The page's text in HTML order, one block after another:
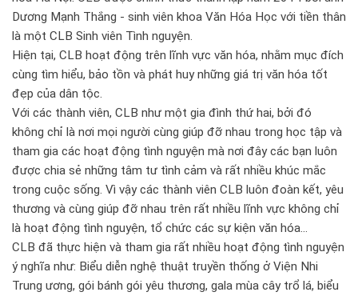
Dương Mạnh Thắng - sinh viên khoa Văn Hóa Học với tiền thân
là một CLB Sinh viên Tình nguyện.
Hiện tại, CLB hoạt động trên lĩnh vực văn hóa, nhằm mục đích
cùng tìm hiểu, bảo tồn và phát huy những giá trị văn hóa tốt
đẹp của dân tộc.
Với các thành viên, CLB như một gia đình thứ hai, bởi đó
không chỉ là nơi mọi người cùng giúp đỡ nhau trong học tập và
tham gia các hoạt động tình nguyện mà nơi đây các bạn luôn
được chia sẻ những tâm tư tình cảm và rất nhiều khúc mắc
trong cuộc sống. Vì vậy các thành viên CLB luôn đoàn kết, yêu
thương và cùng giúp đỡ nhau trên rất nhiều lĩnh vực không chỉ
là hoạt động tình nguyện, tổ chức các sự kiện văn hóa...
CLB đã thực hiện và tham gia rất nhiều hoạt động tình nguyện
ý nghĩa như: Biểu diễn nghệ thuật truyền thống ở Viện Nhi
Trung ương, gói bánh gói yêu thương, gala mùa cây trổ lá, biểu